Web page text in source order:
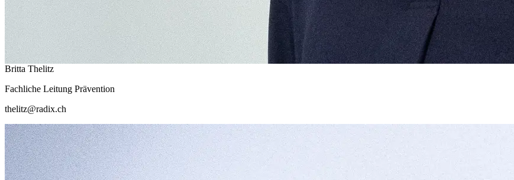
Britta Thelitz
Fachliche Leitung Prävention
thelitz@radix.ch